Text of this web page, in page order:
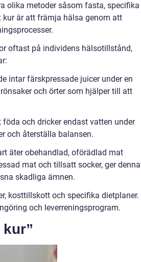
olika metoder såsom fasta, specifika
kur är att främja hälsa genom att
oftast på individens hälsotillstånd,
intar färskpressade juicer under en
och örter som hjälper till att
och dricker endast vatten under
och återställa balansen.
äter obehandlad, oförädlad mat
mat och tillsatt socker, ger denna
skadliga ämnen.
kosttillskott och specifika dietplaner.
och leverreningsprogram.